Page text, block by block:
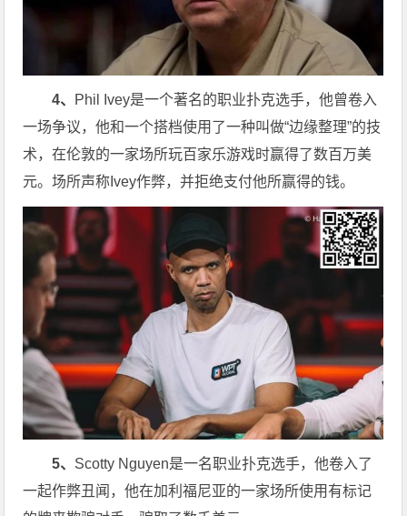
4、 Phil Ivey是一个著名的职业扑克选手，他曾卷入
一场争议，他和一个搭档使用了一种叫做“边缘整理”的技
术，在伦敦的一家场所玩百家乐游戏时赢得了数百万美
元。场所声称Ivey作弊，并拒绝支付他所赢得的钱。
5、 Scotty Nguyen是一名职业扑克选手，他卷入了
一起作弊丑闻，他在加利福尼亚的一家场所使用有标记